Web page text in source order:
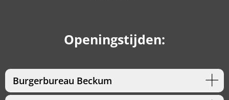
Openingstijden:
Burgerbureau Beckum